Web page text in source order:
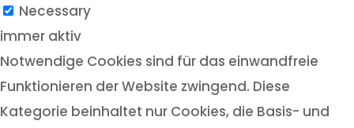
Necessary
immer aktiv
Notwendige Cookies sind für das einwandfreie
Funktionieren der Website zwingend. Diese
Kategorie beinhaltet nur Cookies, die Basis- und